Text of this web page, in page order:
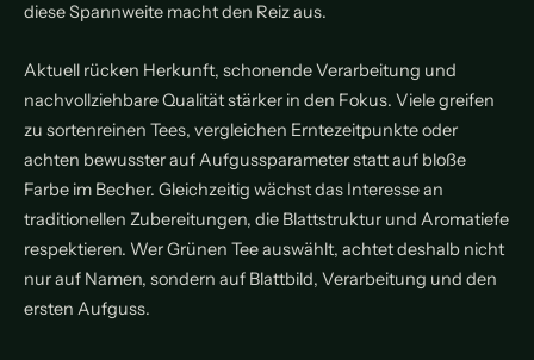
diese Spannweite macht den Reiz aus.
Aktuell rücken Herkunft, schonende Verarbeitung und
nachvollziehbare Qualität stärker in den Fokus. Viele greifen
zu sortenreinen Tees, vergleichen Erntezeitpunkte oder
achten bewusster auf Aufgussparameter statt auf bloße
Farbe im Becher. Gleichzeitig wächst das Interesse an
traditionellen Zubereitungen, die Blattstruktur und Aromatiefe
respektieren. Wer Grünen Tee auswählt, achtet deshalb nicht
nur auf Namen, sondern auf Blattbild, Verarbeitung und den
ersten Aufguss.